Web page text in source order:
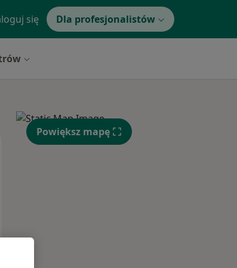
się Dla profesjonalistów
Śr, Czw,
Powiększ mapę